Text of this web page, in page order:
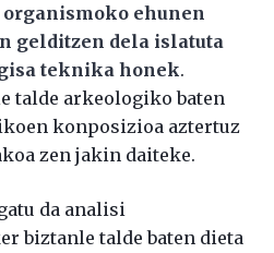
ehunen
gelditzen dela islatuta
teknika honek.
talde arkeologiko baten
konposizioa aztertuz
zen jakin daiteke.
da analisi
biztanle talde baten dieta